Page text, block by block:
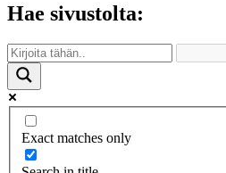
Hae sivustolta:
Exact matches only